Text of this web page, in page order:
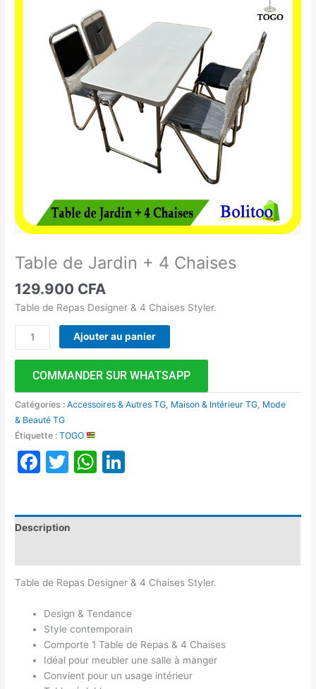
Table de Jardin + 4 Chaises
129.900 CFA
Table de Repas Designer & 4 Chaises Styler.
Ajouter au panier
COMMANDER SUR WHATSAPP
Catégories :Accessoires & Autres TG Maison & Intérieur TG Mode
& Beauté TG
Étiquette :TOGO
Facebook
TwitterWhatsApp
Description
Table de Repas Designer & 4 Chaises Styler.
Design & Tendance
Style contemporain
Comporte 1 Table de Repas & 4 Chaises
Idéal pour meubler une salle à manger
Convient pour un usage intérieur